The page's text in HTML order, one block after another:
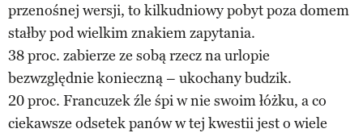
przenośnej wersji, to kilkudniowy pobyt poza domem
stałby pod wielkim znakiem zapytania.
38 proc. zabierze ze sobą rzecz na urlopie
bezwzględnie konieczną – ukochany budzik.
20 proc. Francuzek źle śpi w nie swoim łóżku, a co
ciekawsze odsetek panów w tej kwestii jest o wiele